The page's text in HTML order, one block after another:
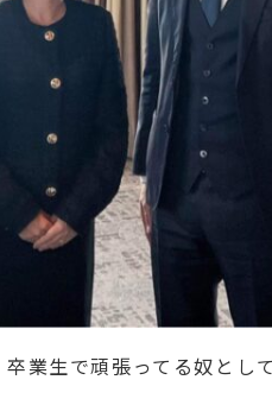
業生で頑張ってる奴とし